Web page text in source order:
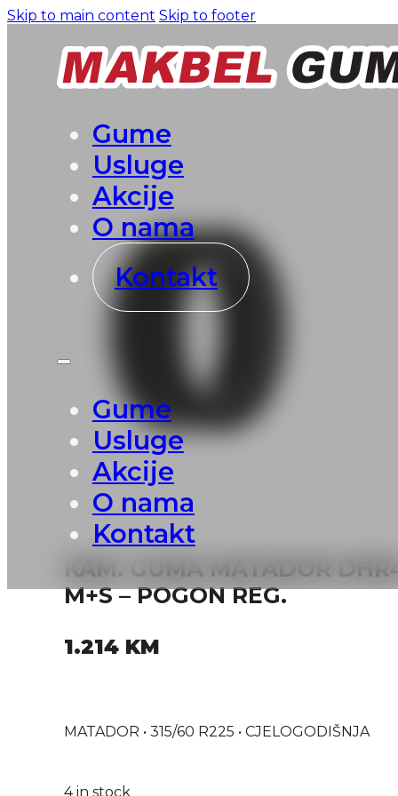
Skip to main content Skip to footer
Gume
Usluge
Akcije
O nama
Kontakt
Gume
Usluge
Akcije
O nama
Kontakt
KAM. GUMA MATADOR
M+S – POGON REG.
1.214 KM
MATADOR • 315/60 R225 • CJELOGODIŠNJA
4 in stock